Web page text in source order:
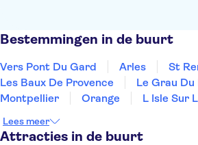
Bestemmingen in de buurt
Vers Pont Du Gard Arles
St
Les Baux De Provence
Le Grau Du
Montpellier
Orange
L Isle Sur
Narbonne
Le Castellet
Lees meer
Attracties in de buurt